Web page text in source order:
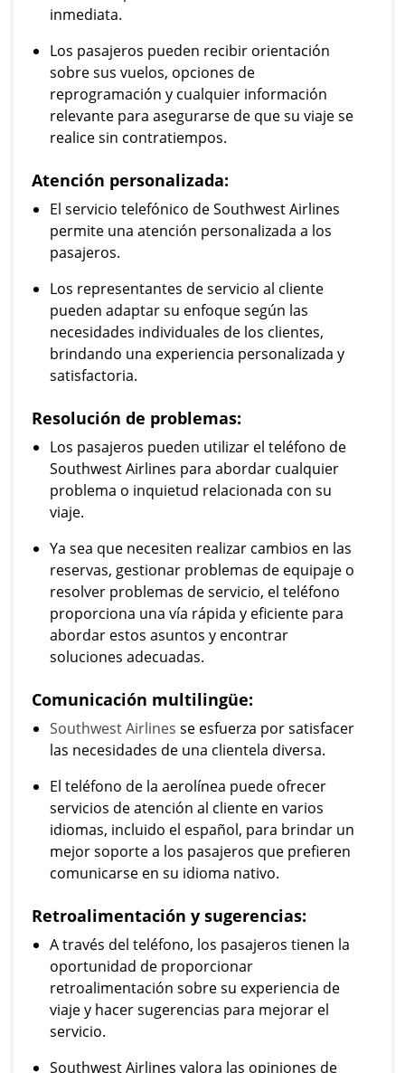
inmediata.
Los pasajeros pueden recibir orientación
sobre sus vuelos, opciones de
reprogramación y cualquier información
relevante para asegurarse de que su viaje se
realice sin contratiempos.
Atención personalizada:
El servicio telefónico de Southwest Airlines
permite una atención personalizada a los
pasajeros.
Los representantes de servicio al cliente
pueden adaptar su enfoque según las
necesidades individuales de los clientes,
brindando una experiencia personalizada y
satisfactoria.
Resolución de problemas:
Los pasajeros pueden utilizar el teléfono de
Southwest Airlines para abordar cualquier
problema o inquietud relacionada con su
viaje.
Ya sea que necesiten realizar cambios en las
reservas, gestionar problemas de equipaje o
resolver problemas de servicio, el teléfono
proporciona una vía rápida y eficiente para
abordar estos asuntos y encontrar
soluciones adecuadas.
Comunicación multilingüe:
Southwest Airlines se esfuerza por satisfacer
las necesidades de una clientela diversa.
El teléfono de la aerolínea puede ofrecer
servicios de atención al cliente en varios
idiomas, incluido el español, para brindar un
mejor soporte a los pasajeros que prefieren
comunicarse en su idioma nativo.
Retroalimentación y sugerencias:
A través del teléfono, los pasajeros tienen la
oportunidad de proporcionar
retroalimentación sobre su experiencia de
viaje y hacer sugerencias para mejorar el
servicio.
Southwest Airlines valora las opiniones de